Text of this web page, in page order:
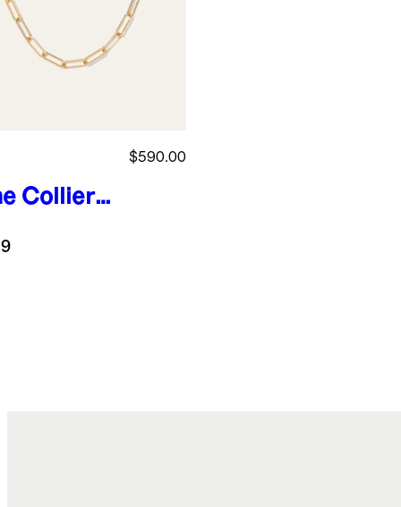
Collier à
14 carats
$590.00